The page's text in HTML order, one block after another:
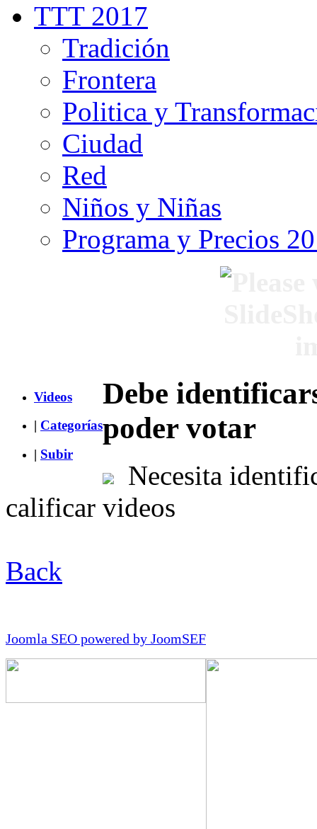
TTT 2017
Tradición
Frontera
Politica y
Ciudad
Red
Niños y Niñas
Programa y Precios
Videos
| Categorías
| Subir
Debe
poder votar
Necesita
calificar videos
Back
Joomla SEO powered by JoomSEF